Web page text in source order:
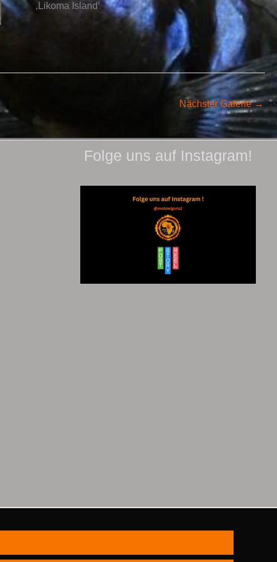
‚Likoma Island‘
Nächster Galerie→
Folge uns auf Instagram!